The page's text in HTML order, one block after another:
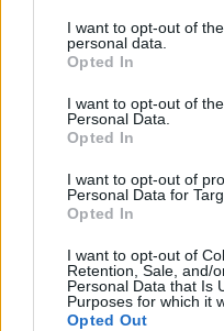
I want to opt-out of
personal data.
Opted In
I want to opt-out of
Personal Data.
Opted In
I want to opt-out of
Personal Data for
Opted In
I want to opt-out of
Retention, Sale, and/
Personal Data that Is
Purposes for which it
Opted Out
Ελληνική
παγκοσμίως: Το
το Global Impact